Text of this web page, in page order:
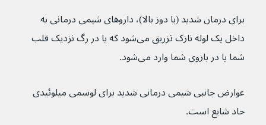
برای درمان شدید (با دوز بالا)، داروهای شیمی درمانی به
داخل یک لوله نازک تزریق می‌شود که یا در رگ نزدیک قلب
شما یا در بازوی شما وارد می‌شود.
عوارض جانبی شیمی درمانی شدید برای لوسمی میلوئیدی
حاد شایع است.